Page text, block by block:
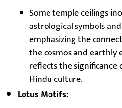
Some temple ceilings
astrological symbols
emphasizing the
the cosmos and earthly
reflects the significance
Hindu culture.
Lotus Motifs: